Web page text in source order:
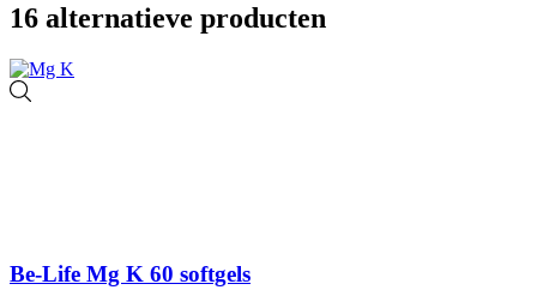
16 alternatieve producten
Be-Life Mg K 60 softgels